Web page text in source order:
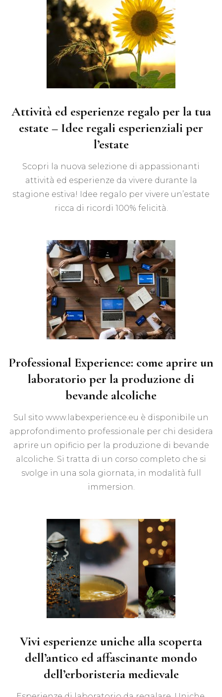
Attività ed esperienze regalo per la tua
estate – Idee regali esperienziali per
l’estate
Scopri la nuova selezione di appassionanti
attività ed esperienze da vivere durante la
stagione estiva! Idee regalo per vivere un’estate
ricca di ricordi 100% felicità.
Professional Experience: come aprire un
laboratorio per la produzione di
bevande alcoliche
Sul sito www.labexperience.eu è disponibile un
approfondimento professionale per chi desidera
aprire un opificio per la produzione di bevande
alcoliche. Si tratta di un corso completo che si
svolge in una sola giornata, in modalità full
immersion.
Vivi esperienze uniche alla scoperta
dell’antico ed affascinante mondo
dell’erboristeria medievale